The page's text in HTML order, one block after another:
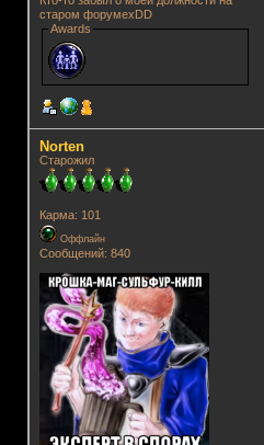
старом форумеxDD
Awards
Norten
Старожил
Карма: 101
Оффлайн
Сообщений: 840